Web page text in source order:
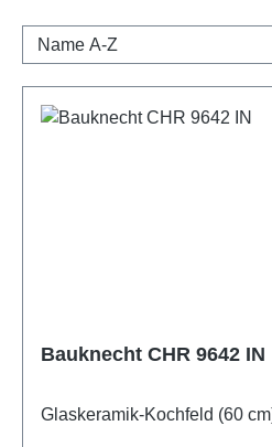
Bauknecht CHR 9642 IN
Glaskeramik-Kochfeld (60